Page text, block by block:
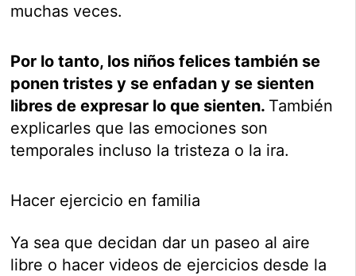
muchas veces.
Por lo tanto, los niños felices también se
ponen tristes y se enfadan y se sienten
libres de expresar lo que sienten. También
explicarles que las emociones son
temporales incluso la tristeza o la ira.
Hacer ejercicio en familia
Ya sea que decidan dar un paseo al aire
libre o hacer videos de ejercicios desde la